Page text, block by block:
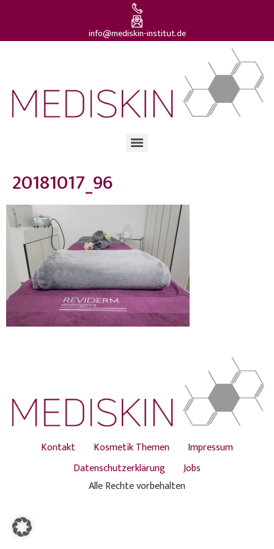
info@mediskin-institut.de
20181017_96
Kontakt Kosmetik Themen
Impressum
Datenschutzerklärung
Jobs
Alle Rechte vorbehalten